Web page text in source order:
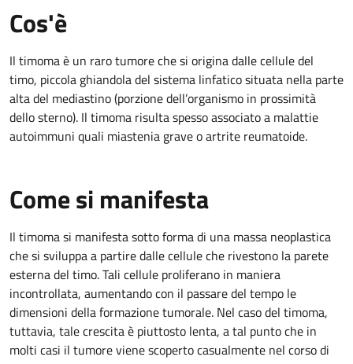
Cos'è
Il timoma è un raro tumore che si origina dalle cellule del
timo, piccola ghiandola del sistema linfatico situata nella parte
alta del mediastino (porzione dell’organismo in prossimità
dello sterno). Il timoma risulta spesso associato a malattie
autoimmuni quali miastenia grave o artrite reumatoide.
Come si manifesta
Il timoma si manifesta sotto forma di una massa neoplastica
che si sviluppa a partire dalle cellule che rivestono la parete
esterna del timo. Tali cellule proliferano in maniera
incontrollata, aumentando con il passare del tempo le
dimensioni della formazione tumorale. Nel caso del timoma,
tuttavia, tale crescita è piuttosto lenta, a tal punto che in
molti casi il tumore viene scoperto casualmente nel corso di